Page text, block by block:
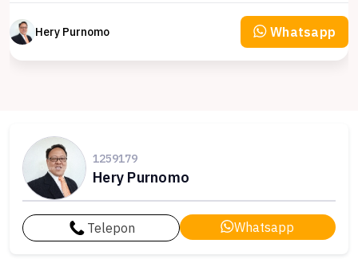
Hery Purnomo Whatsapp
1259179
Hery Purnomo
Telepon Whatsapp